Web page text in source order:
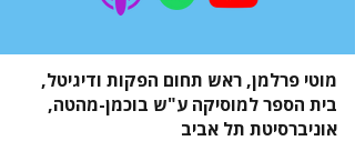
מוטי פרלמן, ראש תחום הפקות ודיגיטל,
בית הספר למוסיקה ע"ש בוכמן-מהטה,
אוניברסיטת תל אביב